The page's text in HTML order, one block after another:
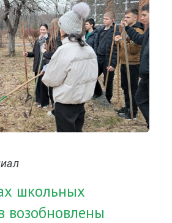
школьных
возобновлены